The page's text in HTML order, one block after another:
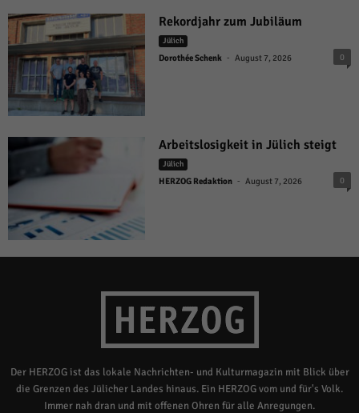
Rekordjahr zum Jubiläum
Jülich
Dorothée Schenk - August 7, 2026 0
Arbeitslosigkeit in Jülich steigt
Jülich
HERZOG Redaktion - August 7, 2026 0
Der HERZOG ist das lokale Nachrichten- und Kulturmagazin mit Blick über
die Grenzen des Jülicher Landes hinaus. Ein HERZOG vom und für's Volk.
Immer nah dran und mit offenen Ohren für alle Anregungen.